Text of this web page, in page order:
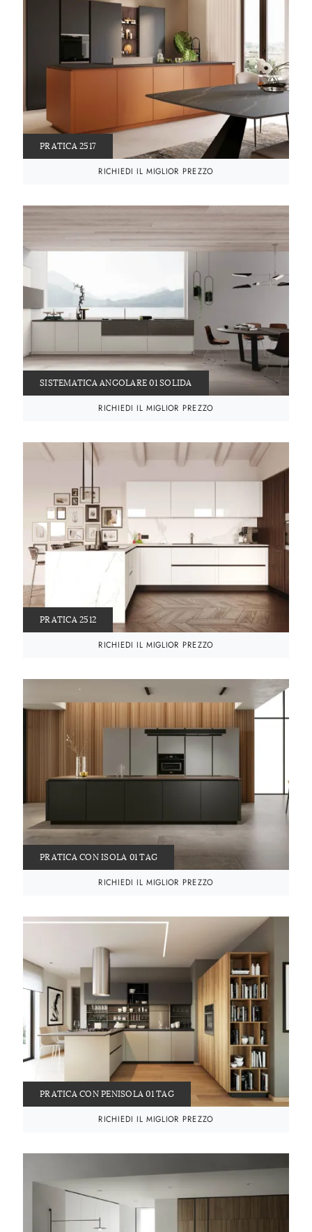
PRATICA 2517
RICHIEDI IL MIGLIOR PREZZO
SISTEMATICA ANGOLARE 01 SOLIDA
RICHIEDI IL MIGLIOR PREZZO
PRATICA 2512
RICHIEDI IL MIGLIOR PREZZO
PRATICA CON ISOLA 01 TAG
RICHIEDI IL MIGLIOR PREZZO
PRATICA CON PENISOLA 01 TAG
RICHIEDI IL MIGLIOR PREZZO